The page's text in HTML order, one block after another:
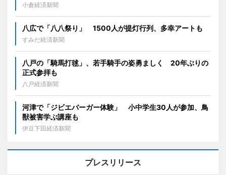
小倉経済新聞
八広で「八八祭り」 1500人が提灯行列、多幸アートも
すみだ経済新聞
八戸の「騎馬打毬」、若手騎手の姿勇ましく 20年ぶりの
正式参拝も
八戸経済新聞
河津で「ジビエバーガー体験」 小中学生30人が参加、鳥
獣被害学ぶ講座も
伊豆下田経済新聞
プレスリリース